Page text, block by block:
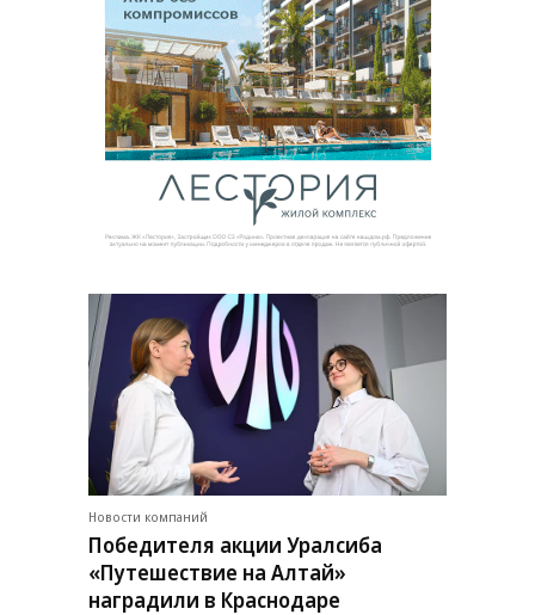
Новости компаний
Победителя акции Уралсиба
«Путешествие на Алтай»
наградили в Краснодаре